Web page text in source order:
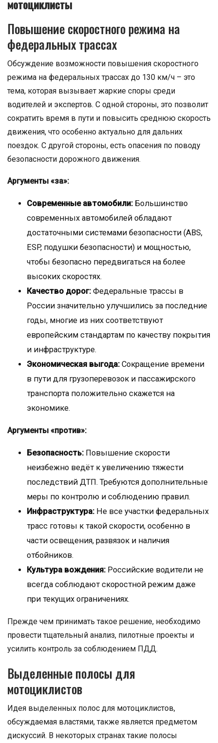
мотоциклисты
Повышение скоростного режима на
федеральных трассах
Обсуждение возможности повышения скоростного
режима на федеральных трассах до 130 км/ч – это
тема, которая вызывает жаркие споры среди
водителей и экспертов. С одной стороны, это позволит
сократить время в пути и повысить среднюю скорость
движения, что особенно актуально для дальних
поездок. С другой стороны, есть опасения по поводу
безопасности дорожного движения.
Аргументы «за»:
Современные автомобили: Большинство
современных автомобилей обладают
достаточными системами безопасности (ABS,
ESP, подушки безопасности) и мощностью,
чтобы безопасно передвигаться на более
высоких скоростях.
Качество дорог: Федеральные трассы в
России значительно улучшились за последние
годы, многие из них соответствуют
европейским стандартам по качеству покрытия
и инфраструктуре.
Экономическая выгода: Сокращение времени
в пути для грузоперевозок и пассажирского
транспорта положительно скажется на
экономике.
Аргументы «против»:
Безопасность: Повышение скорости
неизбежно ведёт к увеличению тяжести
последствий ДТП. Требуются дополнительные
меры по контролю и соблюдению правил.
Инфраструктура: Не все участки федеральных
трасс готовы к такой скорости, особенно в
части освещения, развязок и наличия
отбойников.
Культура вождения: Российские водители не
всегда соблюдают скоростной режим даже
при текущих ограничениях.
Прежде чем принимать такое решение, необходимо
провести тщательный анализ, пилотные проекты и
усилить контроль за соблюдением ПДД.
Выделенные полосы для
мотоциклистов
Идея выделенных полос для мотоциклистов,
обсуждаемая властями, также является предметом
дискуссий. В некоторых странах такие полосы